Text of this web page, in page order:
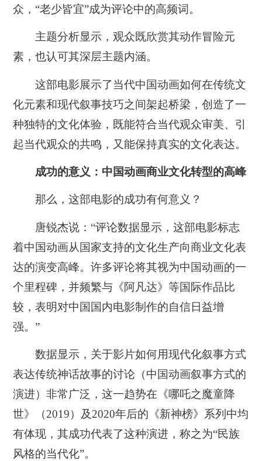
众，“老少皆宜”成为评论中的高频词。
主题分析显示，观众既欣赏其动作冒险元
素，也认可其深层主题内涵。
这部电影展示了当代中国动画如何在传统文
化元素和现代叙事技巧之间架起桥梁，创造了一
种独特的文化体验，既能符合当代观众审美、引
起当代观众的共鸣，又能保持真实的文化表达。
成功的意义：中国动画商业文化转型的高峰
那么，这部电影的成功有何意义？
唐锐杰说：“评论数据显示，这部电影标志
着中国动画从国家支持的文化生产向商业文化表
达的演变高峰。许多评论将其视为中国动画的一
个里程碑，并频繁与《阿凡达》等国际作品比
较，表明对中国国内电影制作的自信日益增
强。”
数据显示，关于影片如何用现代化叙事方式
表达传统神话故事的讨论（中国动画叙事方式的
演进）非常广泛，这一趋势在《哪吒之魔童降
世》（2019）及2020年后的《新神榜》系列中均
有体现，其成功代表了这种演进，称之为“民族
风格的当代化”。